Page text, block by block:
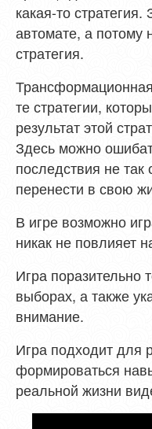
какая-то
автомате, а потому
стратегия.
те стратегии,
результат этой
Здесь можно
последствия не
перенести в свою
В игре возможно
никак не повлияет
Игра поразительно
выборах, а также
внимание.
Игра подходит для
формироваться
реальной жизни